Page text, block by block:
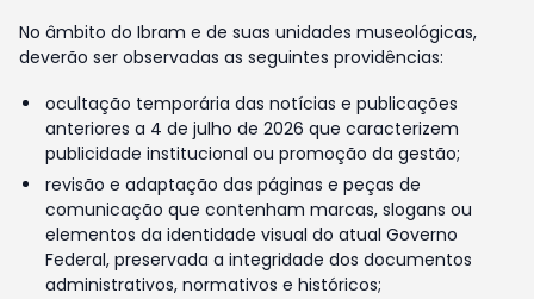
No âmbito do Ibram e de suas unidades museológicas,
deverão ser observadas as seguintes providências:
ocultação temporária das notícias e publicações
anteriores a 4 de julho de 2026 que caracterizem
publicidade institucional ou promoção da gestão;
revisão e adaptação das páginas e peças de
comunicação que contenham marcas, slogans ou
elementos da identidade visual do atual Governo
Federal, preservada a integridade dos documentos
administrativos, normativos e históricos;